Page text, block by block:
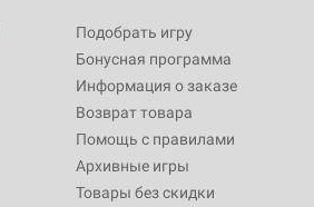
Подобрать игру
Бонусная программа
Информация о заказе
Возврат товара
Помощь с правилами
Архивные игры
Товары без скидки